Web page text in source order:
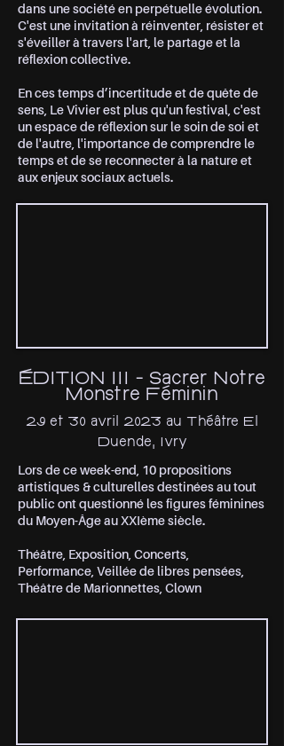
dans une société en perpétuelle évolution.
C'est une invitation à réinventer, résister et
s'éveiller à travers l'art, le partage et la
réflexion collective.
En ces temps d’incertitude et de quête de
sens, Le Vivier est plus qu'un festival, c'est
un espace de réflexion sur le soin de soi et
de l'autre, l'importance de comprendre le
temps et de se reconnecter à la nature et
aux enjeux sociaux actuels.
ÉDITION III - Sacrer Notre
Monstre Féminin
29 et 30 avril 2023 au Théâtre El
Duende, Ivry
Lors de ce week-end, 10 propositions
artistiques & culturelles destinées au tout
public ont questionné les figures féminines
du Moyen-Âge au XXIème siècle.
Théâtre, Exposition, Concerts,
Performance, Veillée de libres pensées,
Théâtre de Marionnettes, Clown